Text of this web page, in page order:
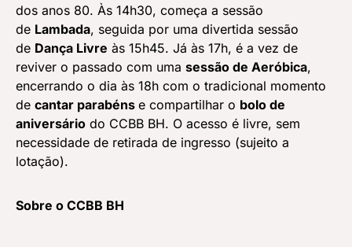
dos anos 80. Às 14h30, começa a sessão
de Lambada, seguida por uma divertida sessão
de Dança Livre às 15h45. Já às 17h, é a vez de
reviver o passado com uma sessão de Aeróbica,
encerrando o dia às 18h com o tradicional momento
de cantar parabéns e compartilhar o bolo de
aniversário do CCBB BH. O acesso é livre, sem
necessidade de retirada de ingresso (sujeito a
lotação).
Sobre o CCBB BH